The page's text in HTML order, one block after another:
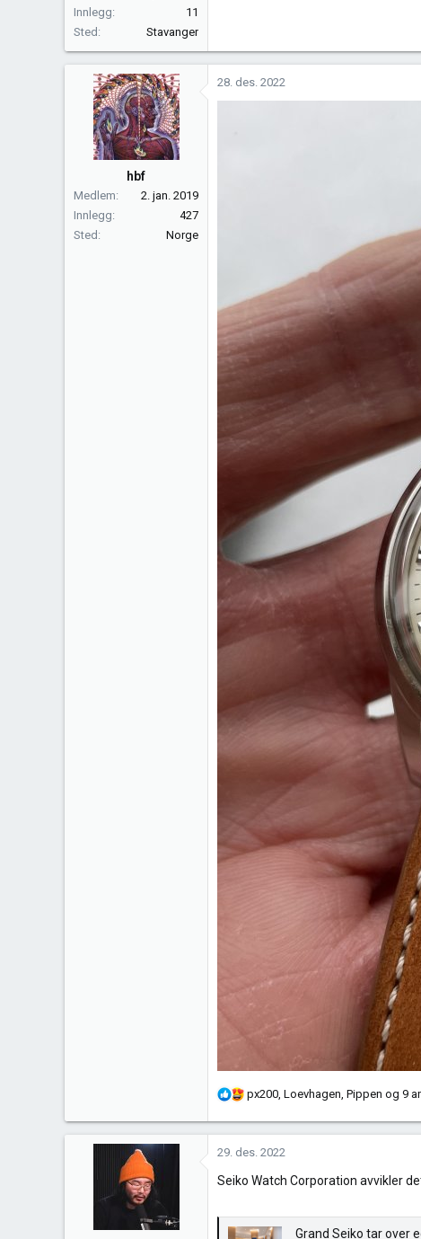
Innlegg
11
Sted
Stavanger
hbf
Medlem
2. jan. 2019
Innlegg
427
Sted
Norge
28. des. 2022
R
j
n
px200 Loevhagen Pippen og 9
29. des. 2022
Seiko Watch Corporation avvikler
Grand Seiko tar over